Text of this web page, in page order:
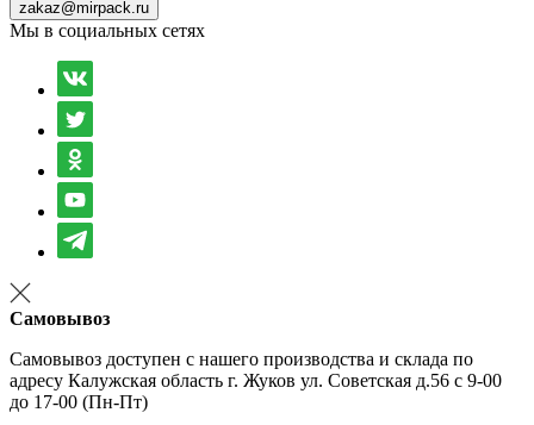
zakaz@mirpack.ru
Мы в социальных сетях
Самовывоз
Самовывоз доступен с нашего производства и склада по
адресу Калужская область г. Жуков ул. Советская д.56 с 9-00
до 17-00 (Пн-Пт)